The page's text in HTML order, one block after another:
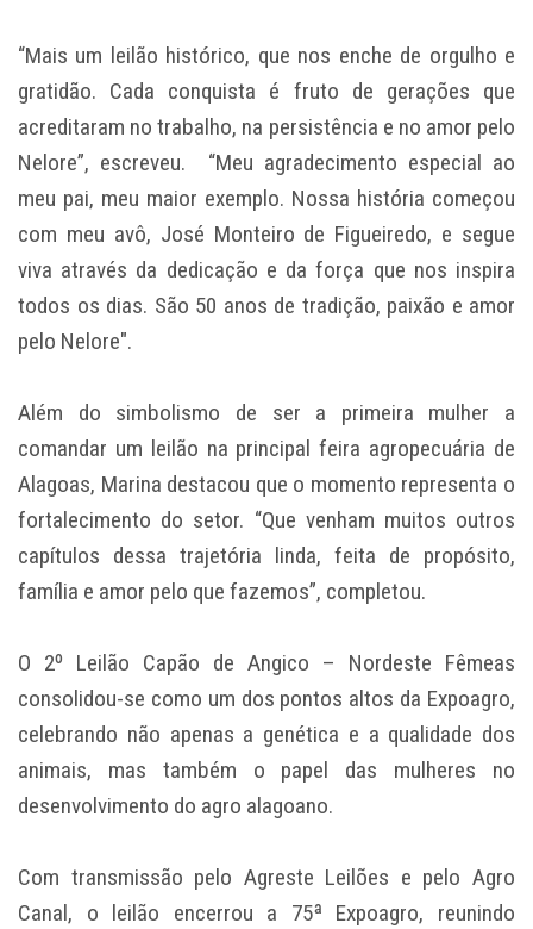
“Mais um leilão histórico, que nos enche de orgulho e
gratidão. Cada conquista é fruto de gerações que
acreditaram no trabalho, na persistência e no amor pelo
Nelore”, escreveu. “Meu agradecimento especial ao
meu pai, meu maior exemplo. Nossa história começou
com meu avô, José Monteiro de Figueiredo, e segue
viva através da dedicação e da força que nos inspira
todos os dias. São 50 anos de tradição, paixão e amor
pelo Nelore".
Além do simbolismo de ser a primeira mulher a
comandar um leilão na principal feira agropecuária de
Alagoas, Marina destacou que o momento representa o
fortalecimento do setor. “Que venham muitos outros
capítulos dessa trajetória linda, feita de propósito,
família e amor pelo que fazemos”, completou.
O 2º Leilão Capão de Angico – Nordeste Fêmeas
consolidou-se como um dos pontos altos da Expoagro,
celebrando não apenas a genética e a qualidade dos
animais, mas também o papel das mulheres no
desenvolvimento do agro alagoano.
Com transmissão pelo Agreste Leilões e pelo Agro
Canal, o leilão encerrou a 75ª Expoagro, reunindo